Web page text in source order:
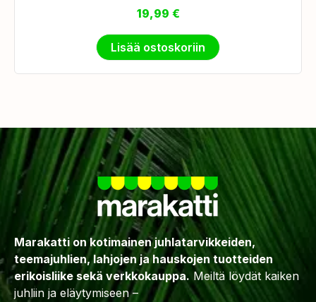
19,99 €
Lisää ostoskoriin
Marakatti on kotimainen juhlatarvikkeiden,
teemajuhlien, lahjojen ja hauskojen tuotteiden
erikoisliike sekä verkkokauppa. Meiltä löydät kaiken
juhliin ja eläytymiseen –